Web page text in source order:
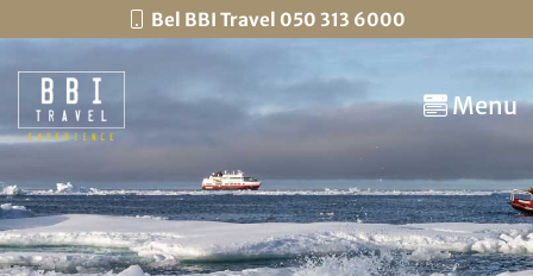
Bel BBI Travel 050 313 6000
Menu